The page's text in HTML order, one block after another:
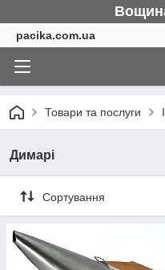
pacika.com.ua
Товари та послуги
Димарі
Сортування